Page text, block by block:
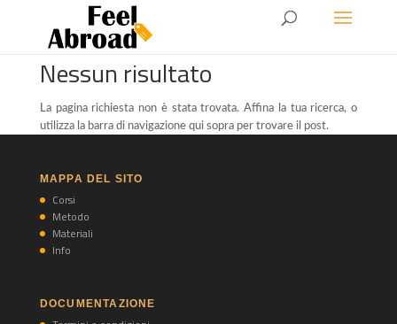
Nessun risultato
La pagina richiesta non è stata trovata. Affina la tua ricerca, o
utilizza la barra di navigazione qui sopra per trovare il post.
MAPPA DEL SITO
Corsi
Metodo
Materiali
Info
DOCUMENTAZIONE